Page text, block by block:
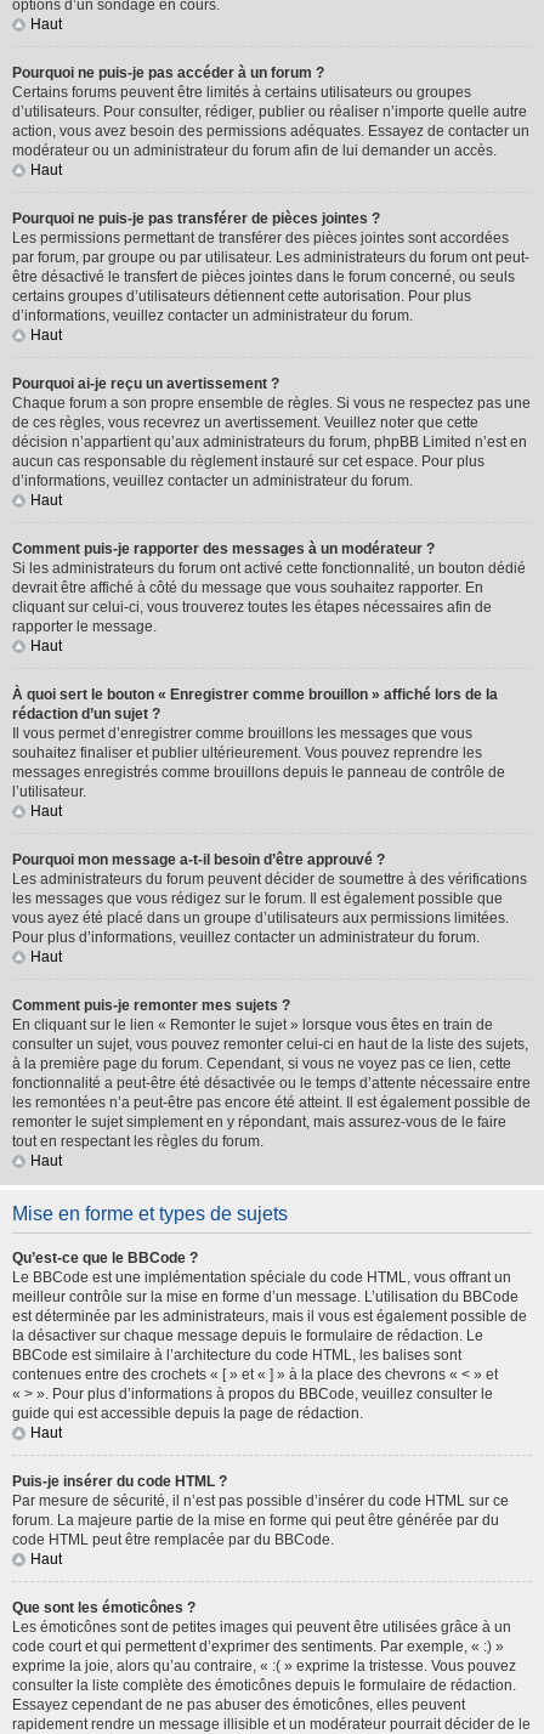
options d’un sondage en cours.
Haut
Pourquoi ne puis-je pas accéder à un forum ?
Certains forums peuvent être limités à certains utilisateurs ou groupes
d’utilisateurs. Pour consulter, rédiger, publier ou réaliser n’importe quelle autre
action, vous avez besoin des permissions adéquates. Essayez de contacter un
modérateur ou un administrateur du forum afin de lui demander un accès.
Haut
Pourquoi ne puis-je pas transférer de pièces jointes ?
Les permissions permettant de transférer des pièces jointes sont accordées
par forum, par groupe ou par utilisateur. Les administrateurs du forum ont peut-
être désactivé le transfert de pièces jointes dans le forum concerné, ou seuls
certains groupes d’utilisateurs détiennent cette autorisation. Pour plus
d’informations, veuillez contacter un administrateur du forum.
Haut
Pourquoi ai-je reçu un avertissement ?
Chaque forum a son propre ensemble de règles. Si vous ne respectez pas une
de ces règles, vous recevrez un avertissement. Veuillez noter que cette
décision n’appartient qu’aux administrateurs du forum, phpBB Limited n’est en
aucun cas responsable du règlement instauré sur cet espace. Pour plus
d’informations, veuillez contacter un administrateur du forum.
Haut
Comment puis-je rapporter des messages à un modérateur ?
Si les administrateurs du forum ont activé cette fonctionnalité, un bouton dédié
devrait être affiché à côté du message que vous souhaitez rapporter. En
cliquant sur celui-ci, vous trouverez toutes les étapes nécessaires afin de
rapporter le message.
Haut
À quoi sert le bouton « Enregistrer comme brouillon » affiché lors de la
rédaction d’un sujet ?
Il vous permet d’enregistrer comme brouillons les messages que vous
souhaitez finaliser et publier ultérieurement. Vous pouvez reprendre les
messages enregistrés comme brouillons depuis le panneau de contrôle de
l’utilisateur.
Haut
Pourquoi mon message a-t-il besoin d’être approuvé ?
Les administrateurs du forum peuvent décider de soumettre à des vérifications
les messages que vous rédigez sur le forum. Il est également possible que
vous ayez été placé dans un groupe d’utilisateurs aux permissions limitées.
Pour plus d’informations, veuillez contacter un administrateur du forum.
Haut
Comment puis-je remonter mes sujets ?
En cliquant sur le lien « Remonter le sujet » lorsque vous êtes en train de
consulter un sujet, vous pouvez remonter celui-ci en haut de la liste des sujets,
à la première page du forum. Cependant, si vous ne voyez pas ce lien, cette
fonctionnalité a peut-être été désactivée ou le temps d’attente nécessaire entre
les remontées n’a peut-être pas encore été atteint. Il est également possible de
remonter le sujet simplement en y répondant, mais assurez-vous de le faire
tout en respectant les règles du forum.
Haut
Mise en forme et types de sujets
Qu’est-ce que le BBCode ?
Le BBCode est une implémentation spéciale du code HTML, vous offrant un
meilleur contrôle sur la mise en forme d’un message. L’utilisation du BBCode
est déterminée par les administrateurs, mais il vous est également possible de
la désactiver sur chaque message depuis le formulaire de rédaction. Le
BBCode est similaire à l’architecture du code HTML, les balises sont
contenues entre des crochets « [ » et « ] » à la place des chevrons « < » et
« > ». Pour plus d’informations à propos du BBCode, veuillez consulter le
guide qui est accessible depuis la page de rédaction.
Haut
Puis-je insérer du code HTML ?
Par mesure de sécurité, il n’est pas possible d’insérer du code HTML sur ce
forum. La majeure partie de la mise en forme qui peut être générée par du
code HTML peut être remplacée par du BBCode.
Haut
Que sont les émoticônes ?
Les émoticônes sont de petites images qui peuvent être utilisées grâce à un
code court et qui permettent d’exprimer des sentiments. Par exemple, « :) »
exprime la joie, alors qu’au contraire, « :( » exprime la tristesse. Vous pouvez
consulter la liste complète des émoticônes depuis le formulaire de rédaction.
Essayez cependant de ne pas abuser des émoticônes, elles peuvent
rapidement rendre un message illisible et un modérateur pourrait décider de le